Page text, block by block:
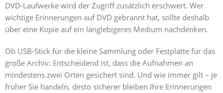
DVD-Laufwerke wird der Zugriff zusätzlich erschwert. Wer
wichtige Erinnerungen auf DVD gebrannt hat, sollte deshalb
über eine Kopie auf ein langlebigeres Medium nachdenken.
Ob USB-Stick für die kleine Sammlung oder Festplatte für das
große Archiv: Entscheidend ist, dass die Aufnahmen an
mindestens zwei Orten gesichert sind. Und wie immer gilt – je
früher Sie handeln, desto sicherer bleiben Ihre Erinnerungen